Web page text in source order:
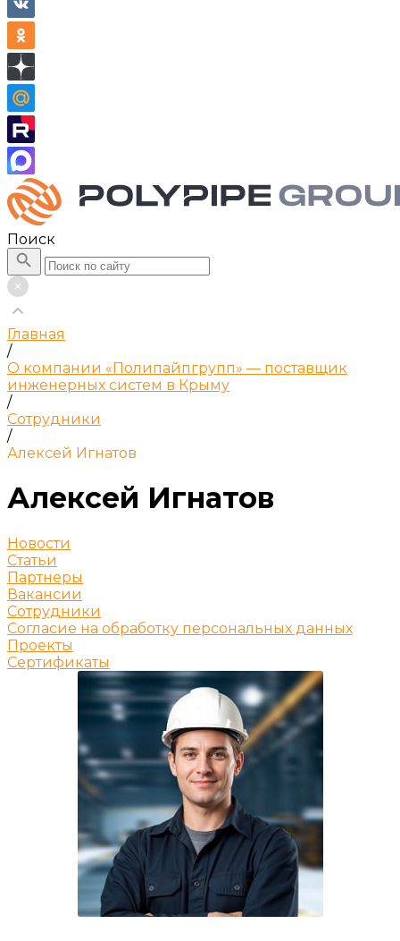
Поиск
Главная
/
О компании «Полипайпгрупп» — поставщик
инженерных систем в Крыму
/
Сотрудники
/
Алексей Игнатов
Алексей Игнатов
Новости
Статьи
Партнеры
Вакансии
Сотрудники
Согласие на обработку персональных данных
Проекты
Сертификаты